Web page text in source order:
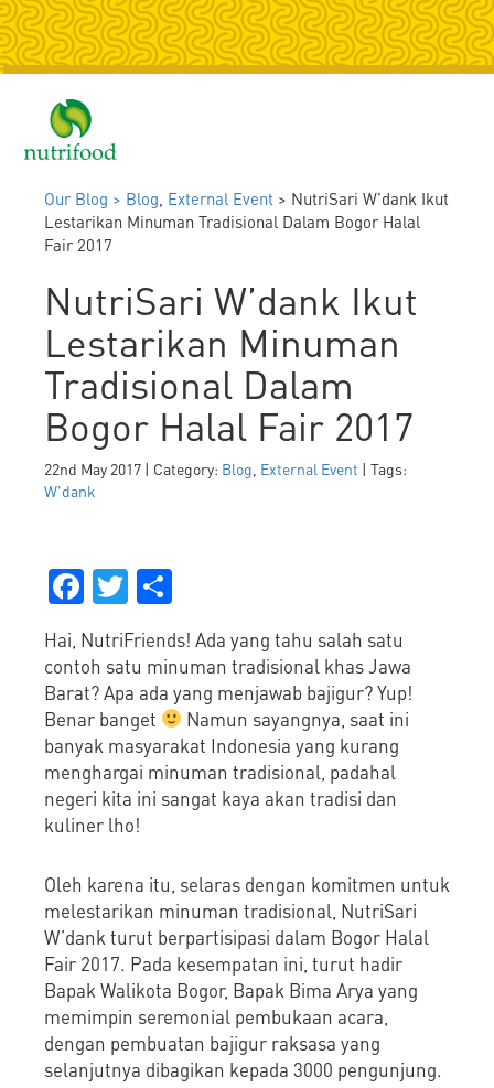
Our Blog > Blog, External Event > NutriSari W’dank Ikut
Lestarikan Minuman Tradisional Dalam Bogor Halal
Fair 2017
NutriSari W’dank Ikut
Lestarikan Minuman
Tradisional Dalam
Bogor Halal Fair 2017
22nd May 2017 | Category: Blog External Event | Tags:
W'dank
Facebook
Twitter
Hai, NutriFriends! Ada yang tahu salah satu
contoh satu minuman tradisional khas Jawa
Barat? Apa ada yang menjawab bajigur? Yup!
Benar banget
Namun sayangnya, saat ini
banyak masyarakat Indonesia yang kurang
menghargai minuman tradisional, padahal
negeri kita ini sangat kaya akan tradisi dan
kuliner lho!
Oleh karena itu, selaras dengan komitmen untuk
melestarikan minuman tradisional, NutriSari
W’dank turut berpartisipasi dalam Bogor Halal
Fair 2017. Pada kesempatan ini, turut hadir
Bapak Walikota Bogor, Bapak Bima Arya yang
memimpin seremonial pembukaan acara,
dengan pembuatan bajigur raksasa yang
selanjutnya dibagikan kepada 3000 pengunjung.